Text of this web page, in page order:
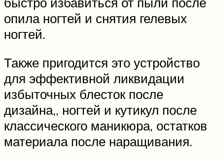
опила ногтей и снятия гелевых
ногтей.
Также пригодится это устройство
для эффективной ликвидации
избыточных блесток после
дизайна,, ногтей и кутикул после
классического маникюра, остатков
материала после наращивания.